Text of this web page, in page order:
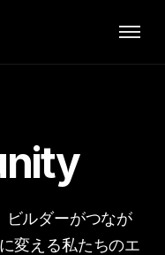
ビルダーがつなが
変える私たちのエ